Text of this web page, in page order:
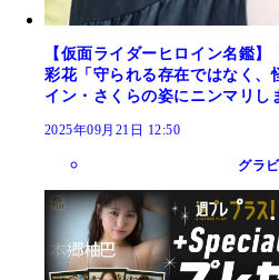
【仮面ライダーヒロイン名鑑
彩花「守られる存在ではなく、
イン・さくらの姿にニンマリし
2025年09月21日 12:50
グラ